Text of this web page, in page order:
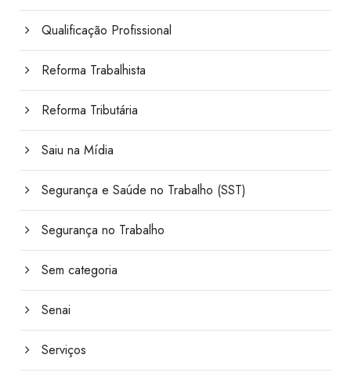
Qualificação Profissional
Reforma Trabalhista
Reforma Tributária
Saiu na Mídia
Segurança e Saúde no Trabalho (SST)
Segurança no Trabalho
Sem categoria
Senai
Serviços